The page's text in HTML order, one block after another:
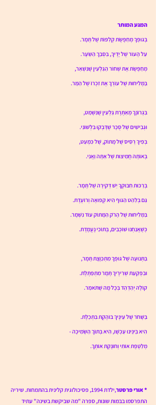
המגע המותר
בְּגוּפְךָ מְחַפֶּשֶׂת קְלִפּוֹת שֶׁל תָּמָר.
עַל הָעוֹר שֶׁל יָדֶיךָ, בִּסְבַךְ הַשֵּׂעָר.
מְחַפֶּשֶׂת אֶת שְׁחוֹר הַגַּלְעִין שֶׁנִּשְׁאַר,
בַּמְּלִיחוּת שֶׁל עוֹרְךָ אֶת זִכְרוֹ שֶׁל הַמַּר.
בִּגְרוֹנְךָ מְאַתֶּרֶת גַּלְעִין שֶׁנִּשְׁמַט,
וּגְבִישִׁים שֶׁל סֻכָּר שֶׁדָּבְקוּ בִּלְשׁוֹנִי.
בְּפִיךָ רְסִיס שֶׁל מָתוֹק, שֶׁל כִּמְעַט,
בְּאוֹתָהּ חֲמִיצוּת שֶׁל אַתָּה וַאֲנִי.
בְּרַכּוּת חִבּוּקְךָ יֵשׁ דְּקִירָה שֶׁל תָּמָר.
גַּם בְּלַהַט הַגּוּף הִיא קְפוּאָה וְרוֹעֶדֶת.
בַּמְּלִיחוּת שֶׁל הָרֹק הַמָּתוֹק עוֹד נִשְׁמָר.
כְּשֶׁאֲנַחְנוּ שׁוֹכְבִים, בְּתוֹכִי נֶעֱמֶדֶת.
בַּתְּנוּעָה שֶׁל גּוּפְךָ מִתְכַּוֶּצֶת תָּמָר,
וּבִפְקַעַת שְׁרִירֶיךָ תָּמָר מִתְפַּתֶּלֶת.
קוֹלָהּ יְהַדְהֵד בְּכָל מָה שֶׁתֹּאמַר.
בַּשָּׁחֹר שֶׁל עֵינֶיךָ בּוֹהֶקֶת בִּתְכֵלֶת.
הִיא בֵּינֵינוּ עַכְשָׁו, הִיא בְּתוֹךְ הַשְּׂמִיכָה -
מְלַטֶּפֶת אוֹתִי וְחוֹנֶקֶת אוֹתְךָ.
* אורי פרסטר
,ילדת 1994, פסיכולוגית קלינית בהתמחות. שיריה
התפרסמו בבמות שונות, ספרה "מה שביקשת בשינה" עתיד